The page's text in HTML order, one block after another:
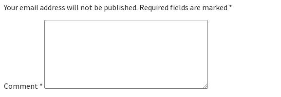
Your email address will not be published. Required fields are marked *
Comment *